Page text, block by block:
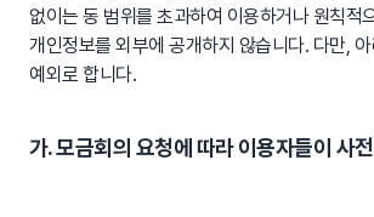
없이는 동 범위를 초과하여 이용하거나 원칙적
개인정보를 외부에 공개하지 않습니다. 다만,
예외로 합니다.
가. 모금회의 요청에 따라 이용자들이 사